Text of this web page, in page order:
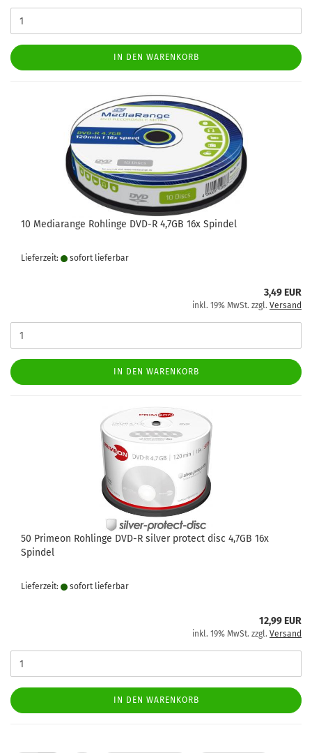
IN DEN WARENKORB
10 Mediarange Rohlinge DVD-R 4,7GB 16x Spindel
Lieferzeit: sofort lie­fer­bar
3,49 EUR
inkl. 19% MwSt. zzgl. Versand
IN DEN WARENKORB
50 Primeon Rohlinge DVD-R silver protect disc 4,7GB 16x
Spindel
Lieferzeit: sofort lie­fer­bar
12,99 EUR
inkl. 19% MwSt. zzgl. Versand
IN DEN WARENKORB